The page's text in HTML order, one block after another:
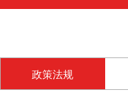
政策法规